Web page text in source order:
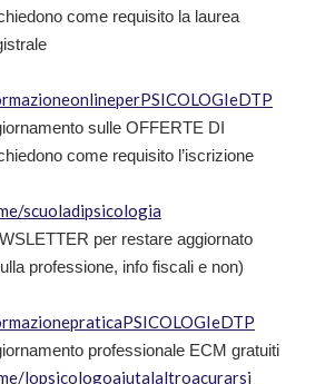
come requisito la laurea
sulle OFFERTE DI
come requisito l’iscrizione
scuoladipsicologia
per restare aggiornato
professione, info fiscali e non)
professionale ECM gratuiti
lopsicologoaiutalaltroacurarsi